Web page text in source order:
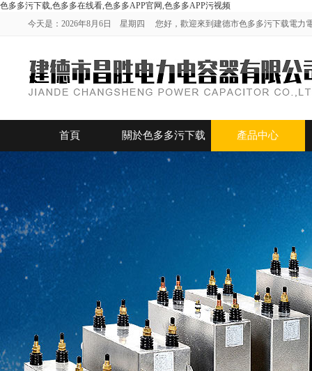
色多多污下载,色多多在线看,色多多APP官网,色多多APP污视频
今天是：2026年8月6日 星期四 您好，歡迎來到建德市色多多污下载電力
首頁 關於色多多污下载 產品中心